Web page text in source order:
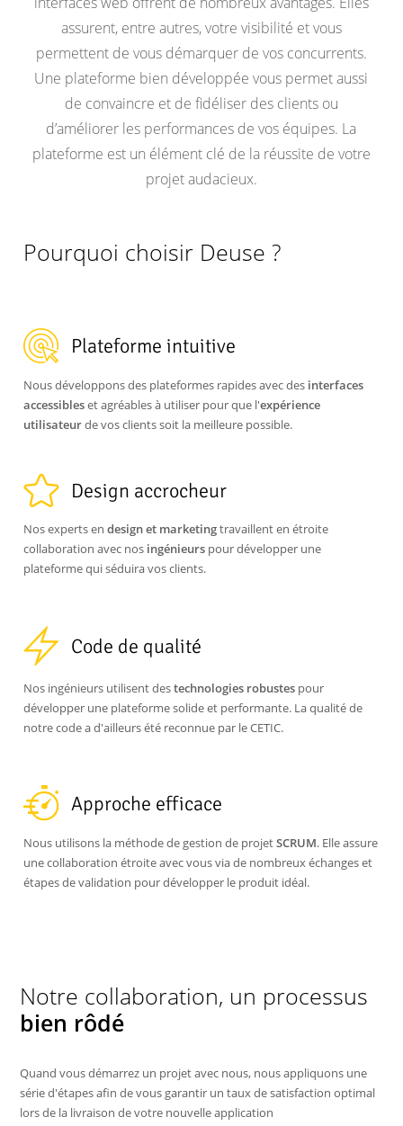
plateforme
web
assurent, entre autres, votre visibilité et vous
permettent de vous démarquer de vos concurrents.
Une plateforme bien développée vous permet aussi
de convaincre et de fidéliser des clients ou
d’améliorer les performances de vos équipes. La
plateforme est un élément clé de la réussite de votre
projet audacieux.
Pourquoi choisir Deuse ?
Plateforme intuitive
Nous développons des plateformes rapides avec des interfaces
accessibleset agréables à utiliser pour que l'expérience
utilisateurde vos clients soit la meilleure possible.
Design accrocheur
Nos experts endesign et marketingtravaillent en étroite
collaboration avec nos ingénieurs pour développer une
plateforme qui séduira vos clients.
Code de qualité
Nos ingénieurs utilisent destechnologies robustes pour
développer une plateforme solide et performante. La qualité de
notre code a d'ailleurs été reconnue par le CETIC.
Approche efficace
Nous utilisons la méthode de gestion de projetSCRUM. Elle assure
une collaboration étroite avec vous via de nombreux échanges et
étapes de validation pour développer le produit idéal.
Notre collaboration, un processus
bien rôdé
Quand vous démarrez un projet avec nous, nous appliquons une
série d'étapes afin de vous garantir un taux de satisfaction optimal
lors de la livraison de votre nouvelle application